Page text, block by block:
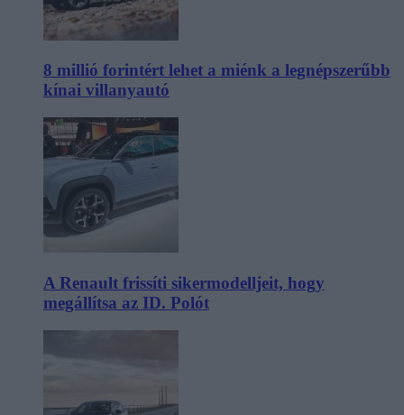
8 millió forintért lehet a miénk a legnépszerűbb
kínai villanyautó
A Renault frissíti sikermodelljeit, hogy
megállítsa az ID. Polót